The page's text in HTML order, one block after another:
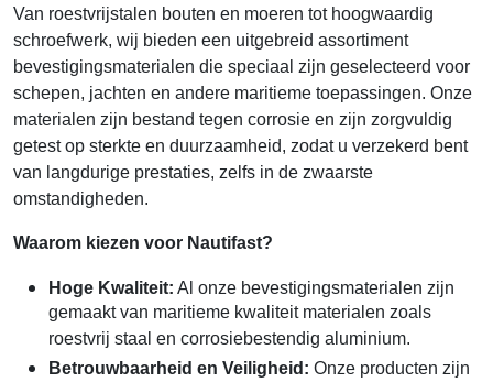
Van roestvrijstalen bouten en moeren tot hoogwaardig
schroefwerk, wij bieden een uitgebreid assortiment
bevestigingsmaterialen die speciaal zijn geselecteerd voor
schepen, jachten en andere maritieme toepassingen. Onze
materialen zijn bestand tegen corrosie en zijn zorgvuldig
getest op sterkte en duurzaamheid, zodat u verzekerd bent
van langdurige prestaties, zelfs in de zwaarste
omstandigheden.
Waarom kiezen voor Nautifast?
Hoge Kwaliteit: Al onze bevestigingsmaterialen zijn
gemaakt van maritieme kwaliteit materialen zoals
roestvrij staal en corrosiebestendig aluminium.
Betrouwbaarheid en Veiligheid: Onze producten zijn